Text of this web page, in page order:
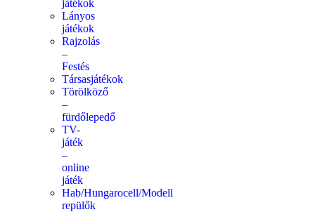
játékok
Lányos
játékok
Rajzolás
–
Festés
Társasjátékok
Törölköző
–
fürdőlepedő
TV-
játék
–
online
játék
Hab/Hungarocell/Modell
repülők